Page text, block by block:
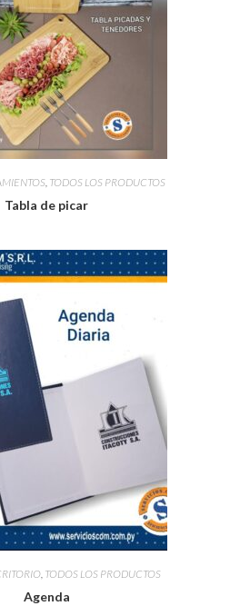
TODOS LOS PRODUCTOS
Tabla de picar
, TODOS LOS PRODUCTOS
Agenda